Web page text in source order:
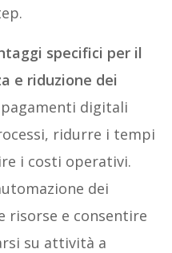
specifici per il
e riduzione dei
digitali
ridurre i tempi
i costi operativi.
dei
risorse e consentire
su attività a